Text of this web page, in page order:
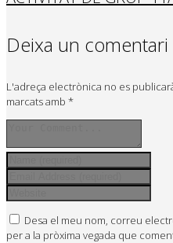
Deixa un comentari
L'adreça electrònica no es
marcats amb *
Desa el meu nom, correu
per a la pròxima vegada que